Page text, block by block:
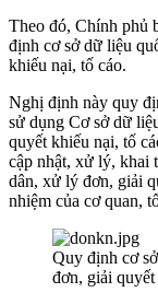
Theo đó, Chính phủ
định cơ sở dữ liệu
khiếu nại, tố cáo.
Nghị định này quy
sử dụng Cơ sở dữ
quyết khiếu nại, tố
cập nhật, xử lý, khai
dân, xử lý đơn, giải
nhiệm của cơ quan,
Quy định cơ
đơn, giải